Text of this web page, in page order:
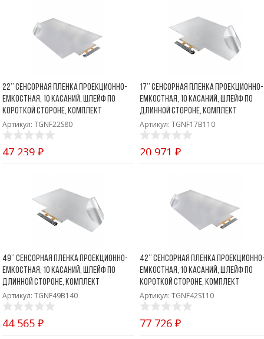
22’’ Сенсорная пленка проекционно-
емкостная, 10 касаний, шлейф по
короткой стороне, комплект
Артикул: TGNF22S80
47 239 ₽
17’’ Сенсорная пленка проекционно-
емкостная, 10 касаний, шлейф по
длинной стороне, комплект
Артикул: TGNF17B110
20 971 ₽
49’’ Сенсорная пленка проекционно-
емкостная, 10 касаний, шлейф по
длинной стороне, комплект
Артикул: TGNF49B140
44 565 ₽
42’’ Сенсорная пленка
емкостная, 10 касаний, шлейф по
короткой стороне, комплект
Артикул: TGNF42S110
77 726 ₽